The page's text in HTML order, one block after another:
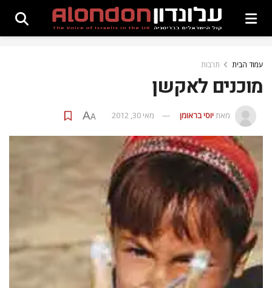
עמוד הבית תרבות
מוכנים לאקשן
מאתיוסי בראומן מאי 30, 2012 A
A